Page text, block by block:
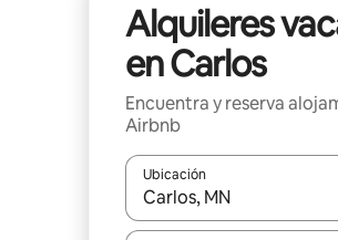
Alquileres
en Carlos
Encuentra y reserva
Airbnb
Ubicación
Cuando los resultados